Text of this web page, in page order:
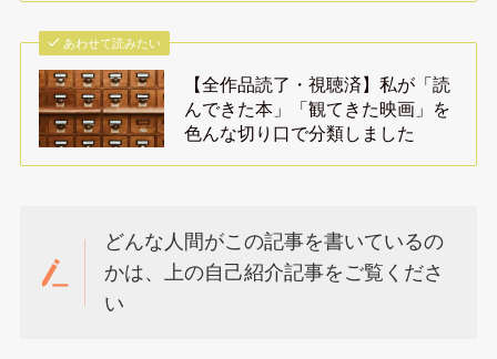
あわせて読みたい
【全作品読了・視聴済】私が「読
んできた本」「観てきた映画」を
色んな切り口で分類しました
どんな人間がこの記事を書いているの
かは、上の自己紹介記事をご覧くださ
い